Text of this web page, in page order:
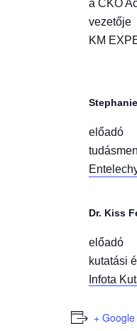
a CKO
vezetője
KM
előadó
Dr. Kiss
előadó
kutatási
Infota
+